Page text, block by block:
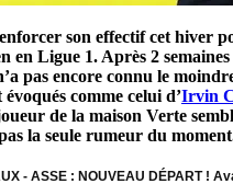
son effectif cet hiver
en Ligue 1. Après 2
pas encore connu le
comme celui d’Irvin
de la maison Verte
la seule rumeur du